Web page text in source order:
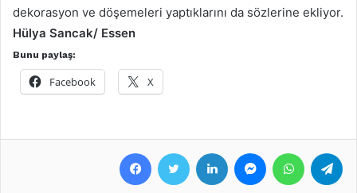
dekorasyon ve döşemeleri yaptıklarını da sözlerine ekliyor.
Hülya Sancak/ Essen
Bunu paylaş:
Facebook X